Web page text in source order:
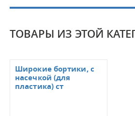
ТОВАРЫ ИЗ ЭТОЙ
Широкие бортики, с
насечкой (для
пластика) ст